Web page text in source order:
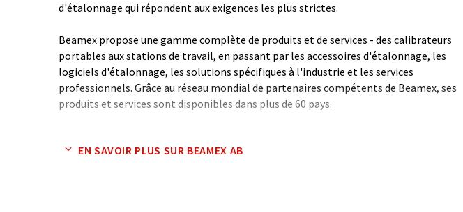
d'étalonnage qui répondent aux exigences les plus strictes.
Beamex propose une gamme complète de produits et de services - des calibrateurs
portables aux stations de travail, en passant par les accessoires d'étalonnage, les
logiciels d'étalonnage, les solutions spécifiques à l'industrie et les services
professionnels. Grâce au réseau mondial de partenaires compétents de Beamex, ses
produits et services sont disponibles dans plus de 60 pays.
de systèmes d'étalonnage, une coopération étroite avec des clients aux exigences
EN SAVOIR PLUS SUR BEAMEX AB